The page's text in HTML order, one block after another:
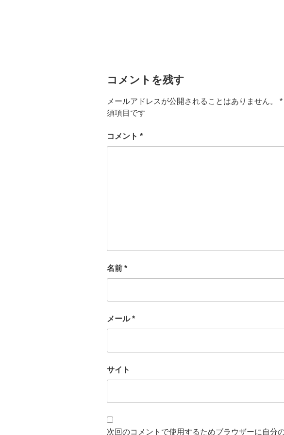
コメントを残す
メールアドレスが公開されることはありません。 *
須項目です
コメント *
名前 *
メール*
サイト
次回のコメントで使用するためブラウザーに自分